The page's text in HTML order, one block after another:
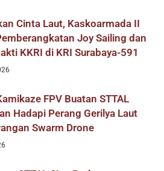
Cinta Laut, Kaskoarmada II
Joy Sailing dan
KKRI di KRI Surabaya-591
FPV Buatan STTAL
Hadapi Perang Gerilya Laut
Swarm Drone